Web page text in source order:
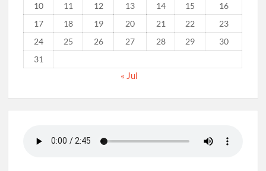
10
11 12 13 14 15
16
17
18 19 20 21 22
23
24
25 26 27 28 29
30
31
« Jul